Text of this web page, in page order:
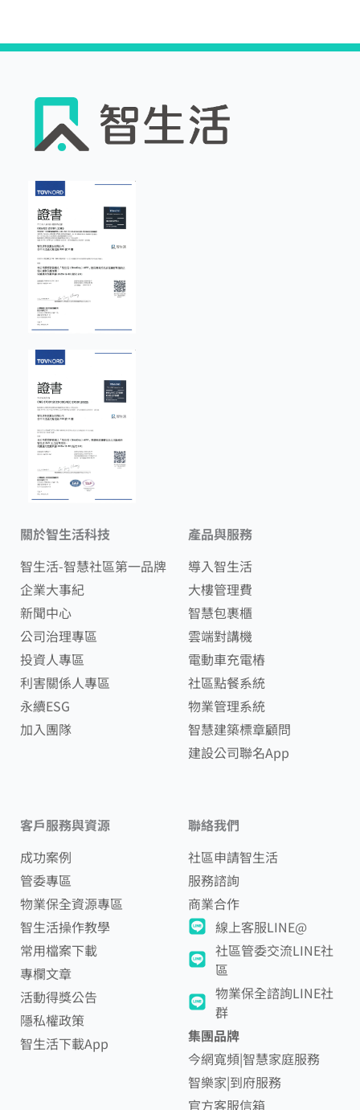
關於智生活科技
智生活-智慧社區第一品牌
企業大事紀
新聞中心
公司治理專區
投資人專區
利害關係人專區
永續ESG
加入團隊
產品與服務
導入智生活
大樓管理費
智慧包裹櫃
雲端對講機
電動車充電樁
社區點餐系統
物業管理系統
智慧建築標章顧問
建設公司聯名App
客戶服務與資源
成功案例
管委專區
物業保全資源專區
智生活操作教學
常用檔案下載
專欄文章
活動得獎公告
隱私權政策
智生活下載App
聯絡我們
社區申請智生活
服務諮詢
商業合作
線上客服LINE@
社區管委交流LINE社
區
物業保全諮詢LINE社
群
集團品牌
今網寬頻|智慧家庭服務
智樂家|到府服務
官方客服信箱